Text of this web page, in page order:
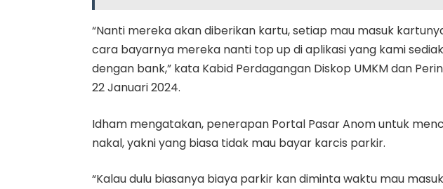
“Nanti mereka akan diberikan kartu, setiap mau masuk
cara bayarnya mereka nanti top up di aplikasi yang kami
dengan bank,” kata Kabid Perdagangan Diskop UMKM dan
22 Januari 2024.
Idham mengatakan, penerapan Portal Pasar Anom untuk
nakal, yakni yang biasa tidak mau bayar karcis parkir.
“Kalau dulu biasanya biaya parkir kan diminta waktu mau